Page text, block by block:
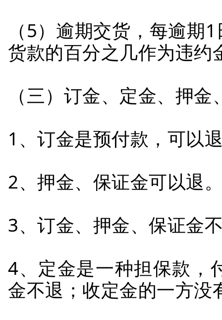
（5）逾期交货，每逾期
货款的百分之几作为违约
（三）订金、定金、押
1、订金是预付款，可以
2、押金、保证金可以退
3、订金、押金、保证金
4、定金是一种担保款，
金不退；收定金的一方